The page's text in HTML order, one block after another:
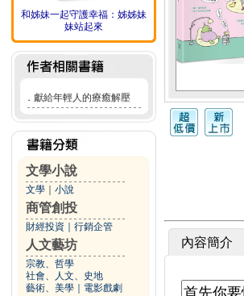
和姊妹一起守護幸福：姊姊妹
妹站起來
． 獻給年輕人的療癒解壓
文學小說
文學 小說
商管創投
財經投資 行銷企管
人文藝坊
宗教、哲學
社會、人文、史地
藝術、美學
電影戲劇
內容簡介